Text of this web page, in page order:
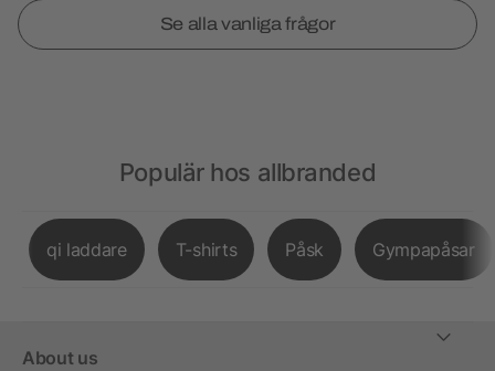
Se alla vanliga frågor
Populär hos allbranded
qi laddare T-shirts Påsk Gympapåsar
About us